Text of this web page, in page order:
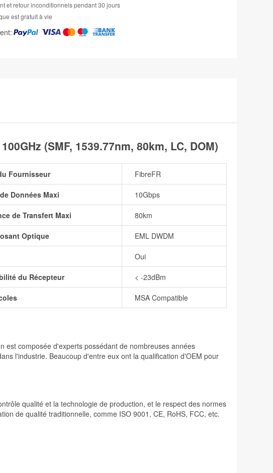
et retour inconditionnels pendant 30 jours
est gratuit à vie
(SMF, 1539.77nm, 80km, LC, DOM)
Fournisseur FibreFR
Données Maxi 10Gbps
de Transfert Maxi 80km
Optique EML DWDM
Oui
du Récepteur < -23dBm
MSA Compatible
est composée d'experts possédant de nombreuses années
l'industrie. Beaucoup d'entre eux ont la qualification d'OEM pour
qualité et la technologie de production, et le respect des normes
de qualité traditionnelle, comme ISO 9001, CE, RoHS, FCC, etc.